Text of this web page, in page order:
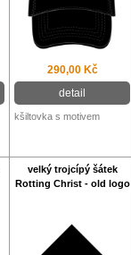
290,00 Kč
detail
kšiltovka s motivem
velký trojcípý šátek
Rotting Christ - old logo